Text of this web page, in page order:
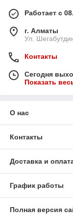
Работает с
г. Алматы
Ул.
Контакты
Сегодня
Показать
О нас
Контакты
Доставка и
График работы
Полная версия